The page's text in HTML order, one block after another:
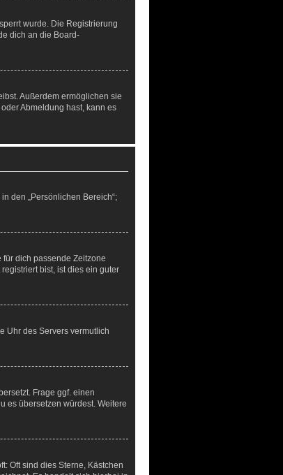
wurde. Die Registrierung
dich an die Board-
Außerdem ermöglichen sie
Abmeldung hast, kann es
den „Persönlichen Bereich“;
dich passende Zeitzone
bist, ist dies ein guter
Uhr des Servers vermutlich
Frage ggf. einen
es übersetzen würdest. Weitere
Oft sind dies Sterne, Kästchen